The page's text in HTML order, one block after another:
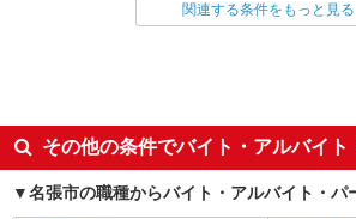
英語が活かせる
ボーナス
日払い
車通勤OK
交通費支給
社会保険あ
関連する条件をもっと見る
その他の条件でバイト・アルバイト
名張市の職種からバイト・アルバイト・パ